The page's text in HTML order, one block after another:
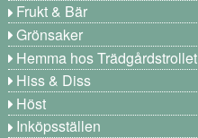
Frukt & Bär
Grönsaker
Hemma hos Trädgårdstrollet
Hiss & Diss
Höst
Inköpsställen